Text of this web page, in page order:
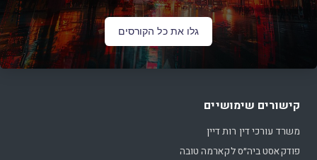
גלו את כל הקורסים
קישורים שימושיים
משרד עורכי דין רות דיין
פודקאסט ביה״ס לקארמה טובה